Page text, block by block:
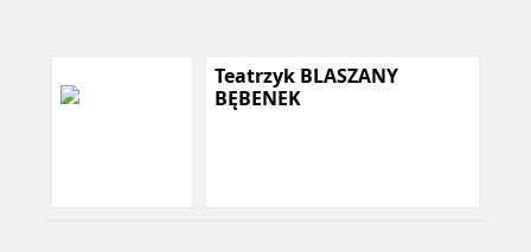
Teatrzyk BLASZANY
BĘBENEK